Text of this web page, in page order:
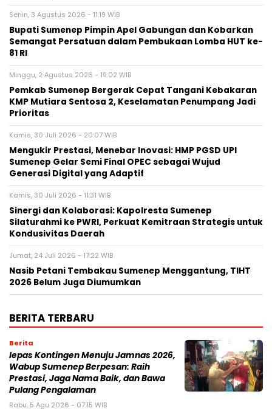
Senin, 3 Agustus 2026 - 11:19 WIB
Bupati Sumenep Pimpin Apel Gabungan dan Kobarkan
Semangat Persatuan dalam Pembukaan Lomba HUT ke-
81 RI
Minggu, 2 Agustus 2026 - 19:02 WIB
Pemkab Sumenep Bergerak Cepat Tangani Kebakaran
KMP Mutiara Sentosa 2, Keselamatan Penumpang Jadi
Prioritas
Kamis, 30 Juli 2026 - 20:07 WIB
Mengukir Prestasi, Menebar Inovasi: HMP PGSD UPI
Sumenep Gelar Semi Final OPEC sebagai Wujud
Generasi Digital yang Adaptif
Kamis, 30 Juli 2026 - 11:31 WIB
Sinergi dan Kolaborasi: Kapolresta Sumenep
Silaturahmi ke PWRI, Perkuat Kemitraan Strategis untuk
Kondusivitas Daerah
Jumat, 24 Juli 2026 - 17:22 WIB
Nasib Petani Tembakau Sumenep Menggantung, TIHT
2026 Belum Juga Diumumkan
BERITA TERBARU
Berita
lepas Kontingen Menuju Jamnas 2026,
Wabup Sumenep Berpesan: Raih
Prestasi, Jaga Nama Baik, dan Bawa
Pulang Pengalaman
Rabu, 5 Agu 2026 - 07:15 WIB